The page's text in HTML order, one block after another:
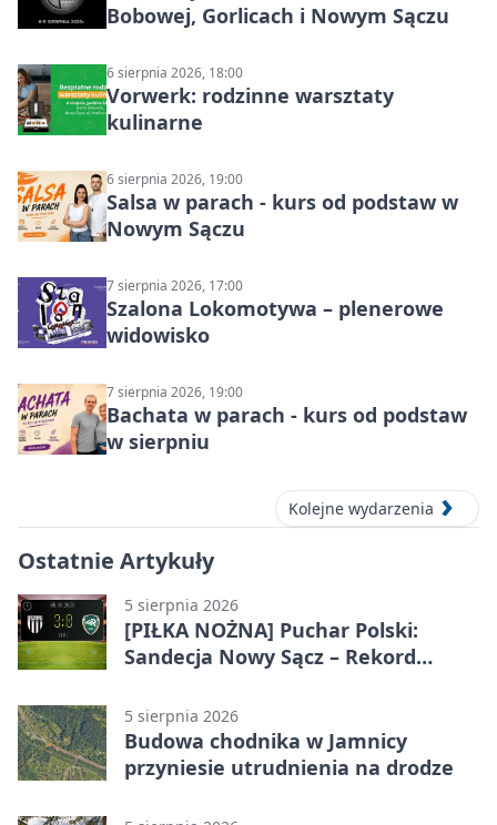
Bobowej, Gorlicach i Nowym Sączu
6 sierpnia 2026, 18:00
Vorwerk: rodzinne warsztaty
kulinarne
6 sierpnia 2026, 19:00
Salsa w parach - kurs od podstaw w
Nowym Sączu
7 sierpnia 2026, 17:00
Szalona Lokomotywa – plenerowe
widowisko
7 sierpnia 2026, 19:00
Bachata w parach - kurs od podstaw
w sierpniu
Kolejne wydarzenia
Ostatnie Artykuły
5 sierpnia 2026
[PIŁKA NOŻNA] Puchar Polski:
Sandecja Nowy Sącz – Rekord
5 sierpnia 2026
Budowa chodnika w Jamnicy
przyniesie utrudnienia na drodze